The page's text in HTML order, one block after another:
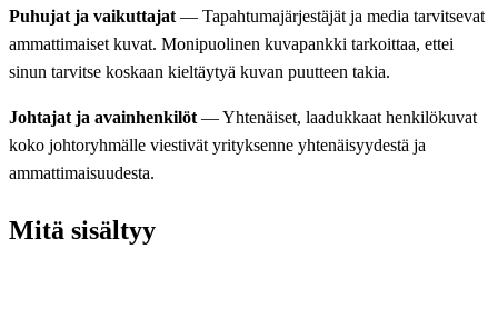
Puhujat ja vaikuttajat — Tapahtumajärjestäjät ja media tarvitsevat
ammattimaiset kuvat. Monipuolinen kuvapankki tarkoittaa, ettei
sinun tarvitse koskaan kieltäytyä kuvan puutteen takia.
Johtajat ja avainhenkilöt — Yhtenäiset, laadukkaat henkilökuvat
koko johtoryhmälle viestivät yrityksenne yhtenäisyydestä ja
ammattimaisuudesta.
Mitä sisältyy